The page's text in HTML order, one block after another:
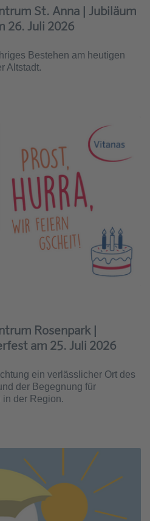
St. Anna | Jubiläum
26. Juli 2026
Bestehen am heutigen
Altstadt.
Rosenpark |
am 25. Juli 2026
ein verlässlicher Ort des
der Begegnung für
der Region.